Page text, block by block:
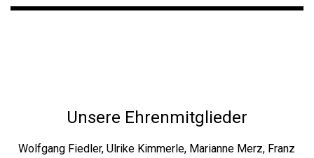
Unsere Ehrenmitglieder
Wolfgang Fiedler, Ulrike Kimmerle, Marianne Merz, Franz